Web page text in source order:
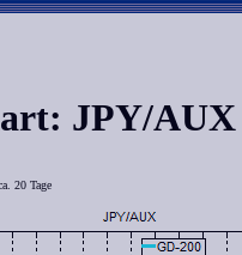
JPY/AUX
20 Tage